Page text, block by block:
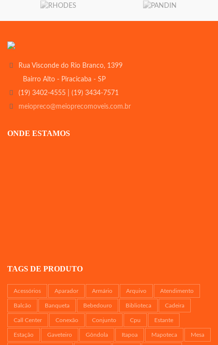
Rua Visconde do Rio Branco, 1399
Bairro Alto - Piracicaba - SP
(19) 3402-4555 | (19) 3434-7571
meiopreco@meioprecomoveis.com.br
ONDE ESTAMOS
TAGS DE PRODUTO
Acessórios Aparador Armário Arquivo Atendimento
Balcão Banqueta Bebedouro Biblioteca Cadeira
Call Center Conexão Conjunto Cpu Estante
Estação Gaveteiro Gôndola Itapoa Mapoteca Mesa